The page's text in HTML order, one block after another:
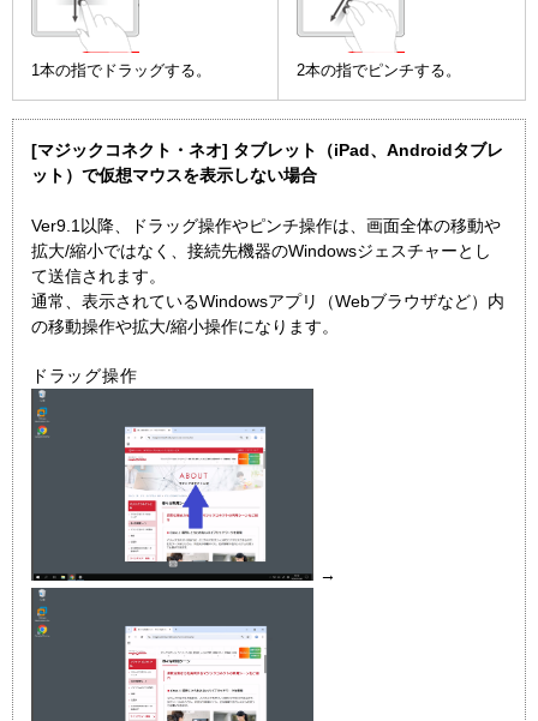
1本の指でドラッグする。 2本の指でピンチする。
[マジックコネクト・ネオ] タブレット（iPad、Androidタブレ
ット）で仮想マウスを表示しない場合
Ver9.1以降、ドラッグ操作やピンチ操作は、画面全体の移動や
拡大/縮小ではなく、接続先機器のWindowsジェスチャーとし
て送信されます。
通常、表示されているWindowsアプリ（Webブラウザなど）内
の移動操作や拡大/縮小操作になります。
ドラッグ操作
→